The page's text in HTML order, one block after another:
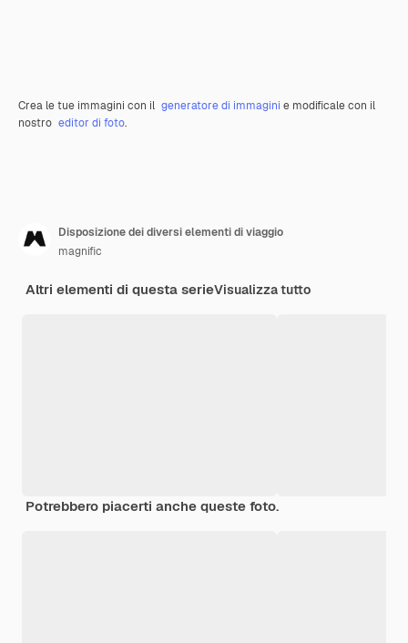
Crea le tue immagini con il generatore di immagini e modificale con il
nostro editor di foto.
Disposizione dei diversi elementi di viaggio
magnific
Altri elementi di questa serieVisualizza tutto
Potrebbero piacerti anche queste foto.